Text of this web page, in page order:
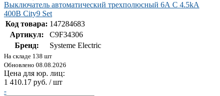
Выключатель автоматический трехполюсный 6А С 4.5kA
400В City9 Set
Код товара: 147284683
Артикул:
C9F34306
Бренд:
Systeme Electric
На складе 138 шт
Обновлено 08.08.2026
Цена для юр. лиц:
1 410.17 руб. / шт
-